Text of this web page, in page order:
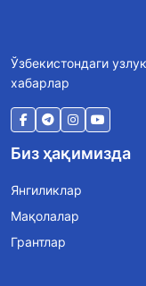
Ўзбекистондаги
хабарлар
Биз ҳақимизда
Янгиликлар
Мақолалар
Грантлар